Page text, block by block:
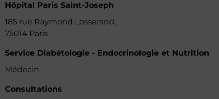
Hôpital Paris Saint-Joseph
185 rue Raymond Losserand,
75014 Paris
Service Diabétologie - Endocrinologie et Nutrition
Médecin
Consultations